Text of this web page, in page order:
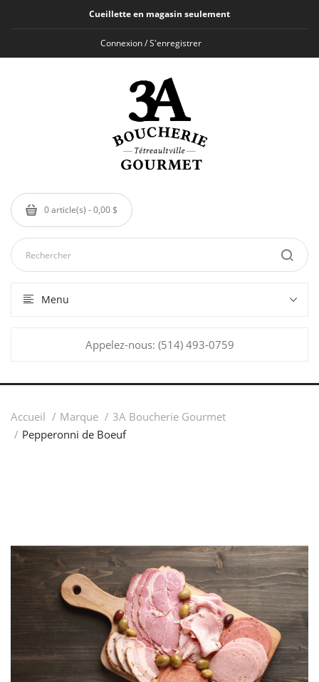
Cueillette en magasin seulement
Connexion / S'enregistrer
0 article(s) - 0,00 $
Menu
Appelez-nous: (514) 493-0759
Accueil Marque
3A Boucherie Gourmet
Pepperonni de Boeuf